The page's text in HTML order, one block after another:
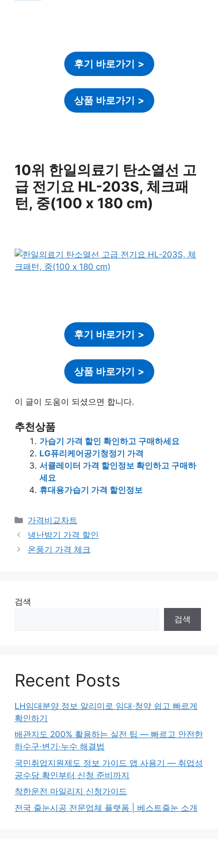
후기 바로가기 >
상품 바로가기 >
10위 한일의료기 탄소열선 고
급 전기요 HL-203S, 체크패
턴, 중(100 x 180 cm)
후기 바로가기 >
상품 바로가기 >
이 글이 도움이 되셨으면 합니다.
추천상품
가습기 가격 할인 확인하고 구매하세요
LG퓨리케어공기청정기 가격
서큘레이터 가격 할인정보 확인하고 구매하
세요
휴대용가습기 가격 할인정보
카
테
고
리
가격비교차트
냉난방기 가격 할인
온풍기 가격 체크
검색
검색
Recent Posts
LH임대분양 정보 알리미로 임대·청약 쉽고 빠르게
확인하기
배관지도 200% 활용하는 실전 팁 — 빠르고 안전한
하수구·변기·누수 해결법
국민취업지원제도 정보 가이드 앱 사용기 — 취업성
공수당 확인부터 신청 준비까지
착한운전 마일리지 신청가이드
전국 줄눈시공 전문업체 플랫폼 | 베스트줄눈 소개